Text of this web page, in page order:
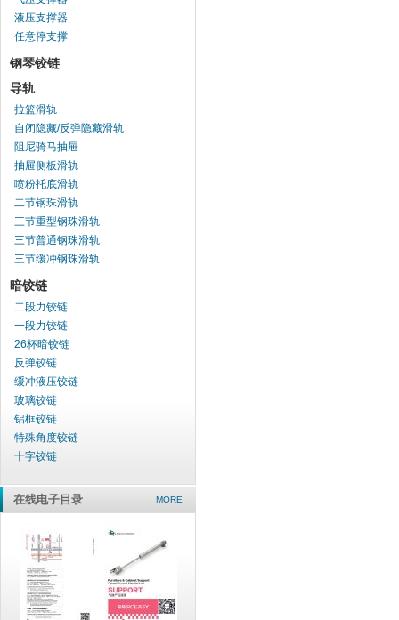
液压支撑器
任意停支撑
钢琴铰链
导轨
拉篮滑轨
自闭隐藏/反弹隐藏滑轨
阻尼骑马抽屉
抽屉侧板滑轨
喷粉托底滑轨
二节钢珠滑轨
三节重型钢珠滑轨
三节普通钢珠滑轨
三节缓冲钢珠滑轨
暗铰链
二段力铰链
一段力铰链
26杯暗铰链
反弹铰链
缓冲液压铰链
玻璃铰链
铝框铰链
特殊角度铰链
十字铰链
在线电子目录 MORE